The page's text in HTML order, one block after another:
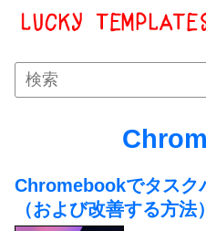
Chromebookでタスク
（および改善する方法）